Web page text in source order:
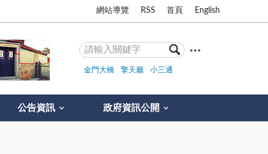
網站導覽 RSS 首頁 English
金門大橋 擎天廳 小三通
公告資訊 政府資訊公開